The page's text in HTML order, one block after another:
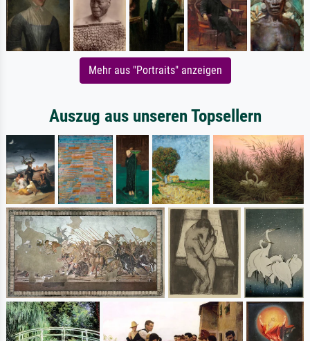
Mehr aus "Portraits" anzeigen
Auszug aus unseren Topsellern